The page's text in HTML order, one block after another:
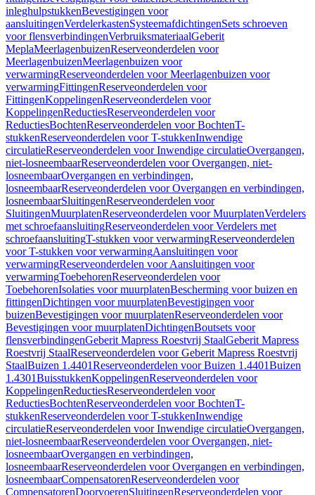
inleghulpstukkenBevestigingen voor
aansluitingenVerdelerkastenSysteemafdichtingenSets schroeven
voor flensverbindingenVerbruiksmateriaalGeberit
MeplaMeerlagenbuizenReserveonderdelen voor
MeerlagenbuizenMeerlagenbuizen voor
verwarmingReserveonderdelen voor Meerlagenbuizen voor
verwarmingFittingenReserveonderdelen voor
FittingenKoppelingenReserveonderdelen voor
KoppelingenReductiesReserveonderdelen voor
ReductiesBochtenReserveonderdelen voor BochtenT-
stukkenReserveonderdelen voor T-stukkenInwendige
circulatieReserveonderdelen voor Inwendige circulatieOvergangen,
niet-losneembaarReserveonderdelen voor Overgangen, niet-
losneembaarOvergangen en verbindingen,
losneembaarReserveonderdelen voor Overgangen en verbindingen,
losneembaarSluitingenReserveonderdelen voor
SluitingenMuurplatenReserveonderdelen voor MuurplatenVerdelers
met schroefaansluitingReserveonderdelen voor Verdelers met
schroefaansluitingT-stukken voor verwarmingReserveonderdelen
voor T-stukken voor verwarmingAansluitingen voor
verwarmingReserveonderdelen voor Aansluitingen voor
verwarmingToebehorenReserveonderdelen voor
ToebehorenIsolaties voor muurplatenBescherming voor buizen en
fittingenDichtingen voor muurplatenBevestigingen voor
buizenBevestigingen voor muurplatenReserveonderdelen voor
Bevestigingen voor muurplatenDichtingenBoutsets voor
flensverbindingenGeberit Mapress Roestvrij StaalGeberit Mapress
Roestvrij StaalReserveonderdelen voor Geberit Mapress Roestvrij
StaalBuizen 1.4401Reserveonderdelen voor Buizen 1.4401Buizen
1.4301BuisstukkenKoppelingenReserveonderdelen voor
KoppelingenReductiesReserveonderdelen voor
ReductiesBochtenReserveonderdelen voor BochtenT-
stukkenReserveonderdelen voor T-stukkenInwendige
circulatieReserveonderdelen voor Inwendige circulatieOvergangen,
niet-losneembaarReserveonderdelen voor Overgangen, niet-
losneembaarOvergangen en verbindingen,
losneembaarReserveonderdelen voor Overgangen en verbindingen,
losneembaarCompensatorenReserveonderdelen voor
CompensatorenDoorvoerenSluitingenReserveonderdelen voor